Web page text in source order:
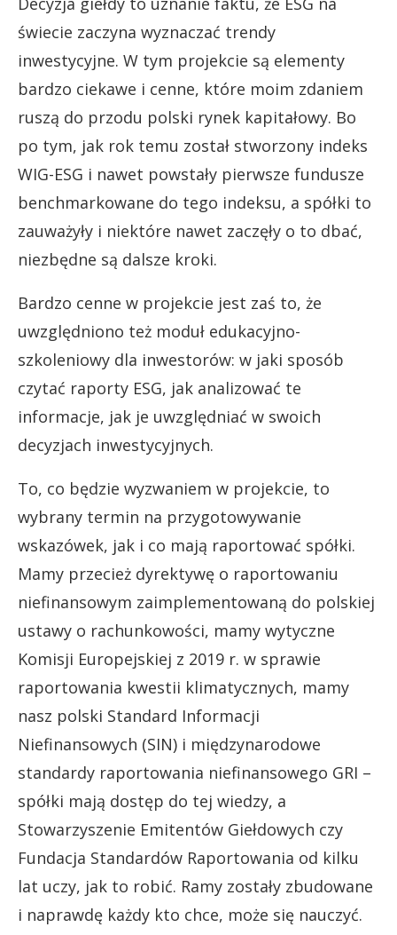
świecie zaczyna wyznaczać trendy
inwestycyjne. W tym projekcie są elementy
bardzo ciekawe i cenne, które moim zdaniem
ruszą do przodu polski rynek kapitałowy. Bo
po tym, jak rok temu został stworzony indeks
WIG-ESG i nawet powstały pierwsze fundusze
benchmarkowane do tego indeksu, a spółki to
zauważyły i niektóre nawet zaczęły o to dbać,
niezbędne są dalsze kroki.
Bardzo cenne w projekcie jest zaś to, że
uwzględniono też moduł edukacyjno-
szkoleniowy dla inwestorów: w jaki sposób
czytać raporty ESG, jak analizować te
informacje, jak je uwzględniać w swoich
decyzjach inwestycyjnych.
To, co będzie wyzwaniem w projekcie, to
wybrany termin na przygotowywanie
wskazówek, jak i co mają raportować spółki.
Mamy przecież dyrektywę o raportowaniu
niefinansowym zaimplementowaną do polskiej
ustawy o rachunkowości, mamy wytyczne
Komisji Europejskiej z 2019 r. w sprawie
raportowania kwestii klimatycznych, mamy
nasz polski Standard Informacji
Niefinansowych (SIN) i międzynarodowe
standardy raportowania niefinansowego GRI –
spółki mają dostęp do tej wiedzy, a
Stowarzyszenie Emitentów Giełdowych czy
Fundacja Standardów Raportowania od kilku
lat uczy, jak to robić. Ramy zostały zbudowane
i naprawdę każdy kto chce, może się nauczyć.